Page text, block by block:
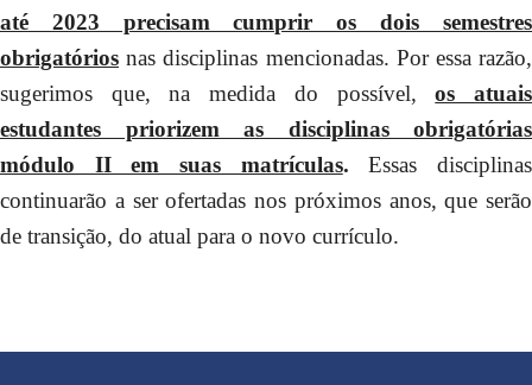
até 2023 precisam cumprir os dois semestres
obrigatórios nas disciplinas mencionadas. Por essa razão,
sugerimos que, na medida do possível,
os atuais
estudantes priorizem as disciplinas obrigatórias
módulo II em suas matrículas. Essas disciplinas
continuarão a ser ofertadas nos próximos anos, que serão
de transição, do atual para o novo currículo.